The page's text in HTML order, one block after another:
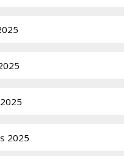
2025